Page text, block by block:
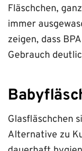
Fläschchen,
immer
zeigen, dass
Gebrauch
Glasfläschchen
Alternative zu